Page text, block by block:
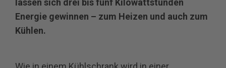
lassen sich drei bis fünf Kilowattstunden
Energie gewinnen – zum Heizen und auch zum
Kühlen.